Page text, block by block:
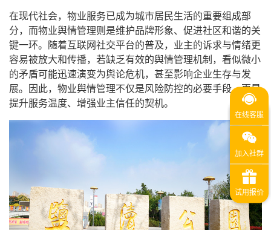
在现代社会，物业服务已成为城市居民生活的重要组成部
分，而物业舆情管理则是维护品牌形象、促进社区和谐的关
键一环。随着互联网社交平台的普及，业主的诉求与情绪更
容易被放大和传播，若缺乏有效的舆情管理机制，看似微小
的矛盾可能迅速演变为舆论危机，甚至影响企业生存与发
展。因此，物业舆情管理不仅是风险防控的必要手段，更是
提升服务温度、增强业主信任的契机。